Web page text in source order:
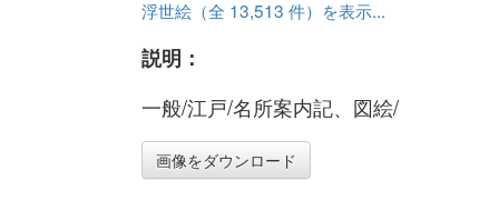
浮世絵（全 13,513 件）を表示...
説明：
一般/江戸/名所案内記、図絵/
画像をダウンロード